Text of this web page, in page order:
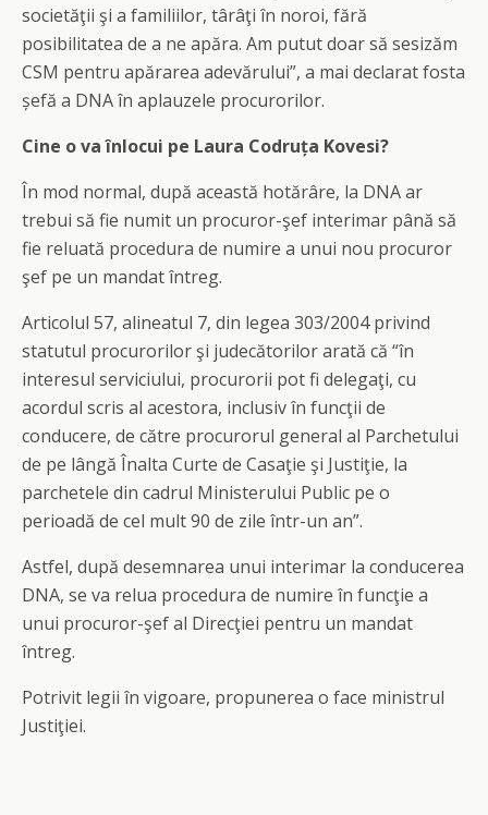
societăţii şi a familiilor, târâţi în noroi, fără
posibilitatea de a ne apăra. Am putut doar să sesizăm
CSM pentru apărarea adevărului”, a mai declarat fosta
șefă a DNA în aplauzele procurorilor.
Cine o va înlocui pe Laura Codruța Kovesi?
În mod normal, după această hotărâre, la DNA ar
trebui să fie numit un procuror-şef interimar până să
fie reluată procedura de numire a unui nou procuror
şef pe un mandat întreg.
Articolul 57, alineatul 7, din legea 303/2004 privind
statutul procurorilor şi judecătorilor arată că “în
interesul serviciului, procurorii pot fi delegaţi, cu
acordul scris al acestora, inclusiv în funcţii de
conducere, de către procurorul general al Parchetului
de pe lângă Înalta Curte de Casaţie şi Justiţie, la
parchetele din cadrul Ministerului Public pe o
perioadă de cel mult 90 de zile într-un an”.
Astfel, după desemnarea unui interimar la conducerea
DNA, se va relua procedura de numire în funcţie a
unui procuror-şef al Direcţiei pentru un mandat
întreg.
Potrivit legii în vigoare, propunerea o face ministrul
Justiţiei.